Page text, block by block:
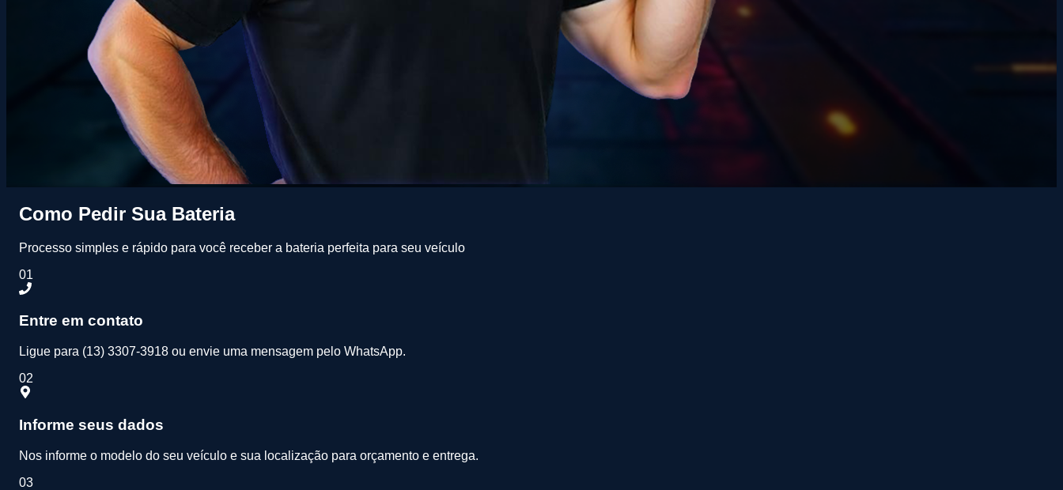
Como Pedir Sua Bateria
Processo simples e rápido para você receber a bateria perfeita para seu veículo
01
Entre em contato
Ligue para (13) 3307-3918 ou envie uma mensagem pelo WhatsApp.
02
Informe seus dados
Nos informe o modelo do seu veículo e sua localização para orçamento e entrega.
03